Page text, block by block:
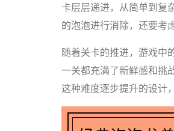
卡层层递进，从简单到复
的泡泡进行消除，还要考
随着关卡的推进，游戏中
一关都充满了新鲜感和挑
这种难度逐步提升的设计